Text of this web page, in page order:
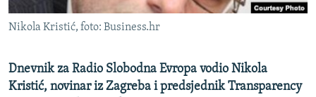
SPECIJALI RSE
VIŠE OD NASLOVA
POPLAVE I KLIZIŠTA U BIH 2024.
Nikola Kristić, foto: Business.hr
Dnevnik za Radio Slobodna Evropa vodio Nikola
Kristić, novinar iz Zagreba i predsjednik Transparency